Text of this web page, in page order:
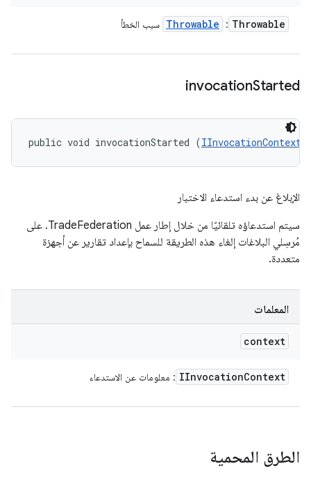
Throwable
:
Throwable سبب الخطأ
invocationStarted
public void invocationStarted (IInvocationContext
الإبلاغ عن بدء استدعاء الاختبار
سيتم استدعاؤه تلقائيًا من خلال إطار عمل TradeFederation. على
مُرسِلي البلاغات إلغاء هذه الطريقة للسماح بإعداد تقارير عن أجهزة
متعددة.
المعلمات
context
IInvocationContext : معلومات عن الاستدعاء
الطرق المحمية